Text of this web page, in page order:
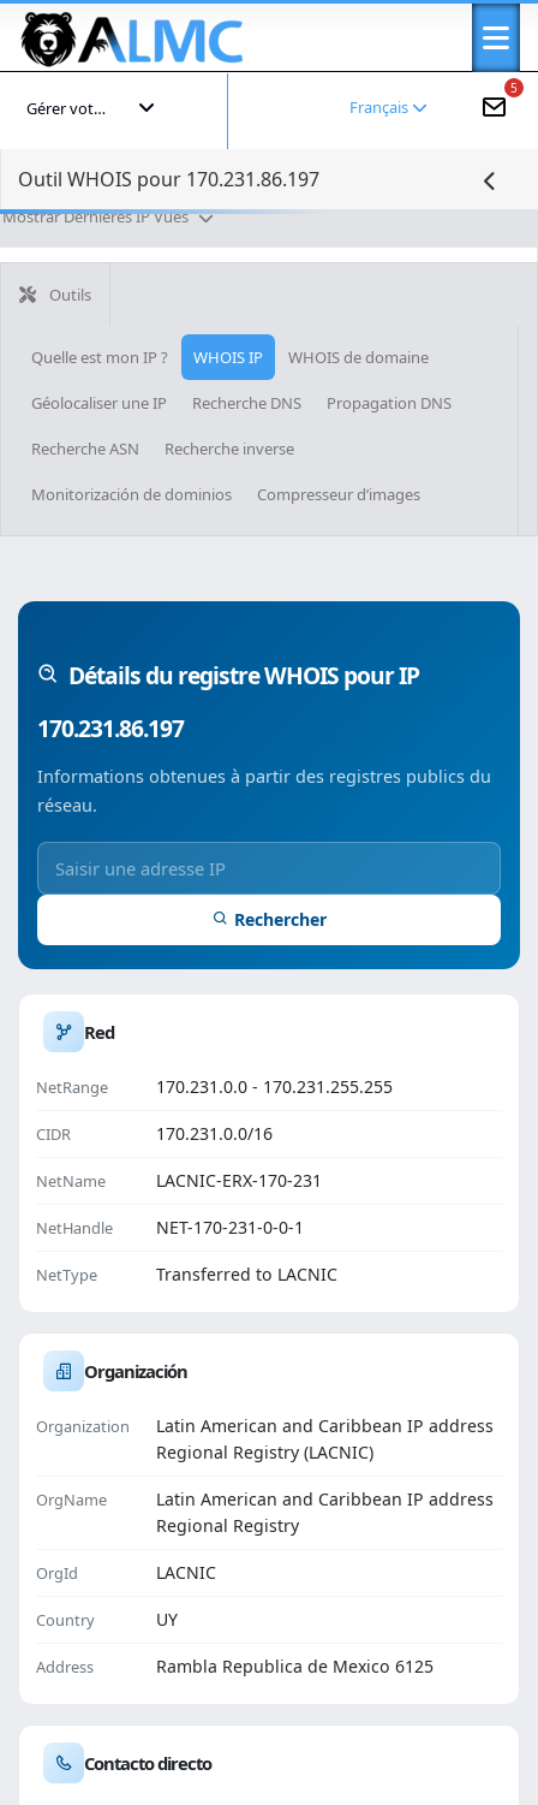
5
Français
Gérer votre compte
Outil WHOIS pour 170.231.86.197
Mostrar Dernières IP Vues
Outils
Quelle est mon IP ? WHOIS IP WHOIS de domaine
Géolocaliser une IP Recherche DNS Propagation DNS
Recherche ASN Recherche inverse
Monitorización de dominios Compresseur d’images
Détails du registre WHOIS pour IP
170.231.86.197
Informations obtenues à partir des registres publics du
réseau.
Rechercher
Red
NetRange 170.231.0.0 - 170.231.255.255
CIDR 170.231.0.0/16
NetName LACNIC-ERX-170-231
NetHandle NET-170-231-0-0-1
NetType Transferred to LACNIC
Organización
Organization
Latin American and Caribbean IP address
Regional Registry (LACNIC)
OrgName
Latin American and Caribbean IP address
Regional Registry
OrgId LACNIC
Country UY
Address Rambla Republica de Mexico 6125
Contacto directo